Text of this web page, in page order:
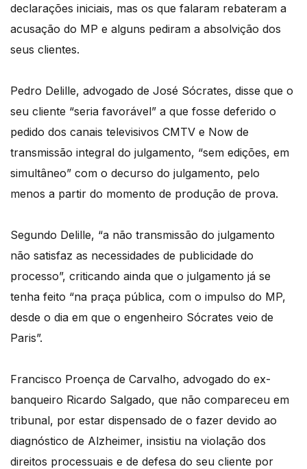
declarações iniciais, mas os que falaram rebateram a
acusação do MP e alguns pediram a absolvição dos
seus clientes.
Pedro Delille, advogado de José Sócrates, disse que o
seu cliente “seria favorável” a que fosse deferido o
pedido dos canais televisivos CMTV e Now de
transmissão integral do julgamento, “sem edições, em
simultâneo” com o decurso do julgamento, pelo
menos a partir do momento de produção de prova.
Segundo Delille, “a não transmissão do julgamento
não satisfaz as necessidades de publicidade do
processo”, criticando ainda que o julgamento já se
tenha feito “na praça pública, com o impulso do MP,
desde o dia em que o engenheiro Sócrates veio de
Paris”.
Francisco Proença de Carvalho, advogado do ex-
banqueiro Ricardo Salgado, que não compareceu em
tribunal, por estar dispensado de o fazer devido ao
diagnóstico de Alzheimer, insistiu na violação dos
direitos processuais e de defesa do seu cliente por